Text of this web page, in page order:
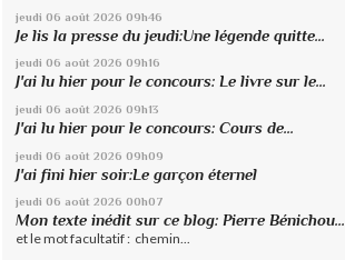
jeudi 06 août 2026 09h46
Je lis la presse du jeudi:Une légende quitte...
jeudi 06 août 2026 09h16
J'ai lu hier pour le concours: Le livre sur le...
jeudi 06 août 2026 09h13
J'ai lu hier pour le concours: Cours de...
jeudi 06 août 2026 09h09
J'ai fini hier soir:Le garçon éternel
jeudi 06 août 2026 00h07
Mon texte inédit sur ce blog: Pierre Bénichou...
et le mot facultatif : chemin...